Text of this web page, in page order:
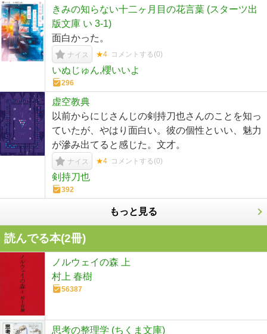
きみの知らない十二ヶ月目の花言葉 (スターツ出
版文庫 い 3-1)
面白かった。
ナイス ★4 コメントする(0)
いぬじゅん,櫻いいよ
296
虚空教典
以前からにじさんじの剣持刀也さんのことを知っ
ていたが、やはり面白い。彼の個性といい、魅力
が滲み出てると感じた。文才。
ナイス ★4 コメントする(0)
剣持刀也
392
もっと見る
読んでる本(2冊)
ノルウェイの森 上
村上 春樹
56387
思考の整理学 (ちくま文庫)